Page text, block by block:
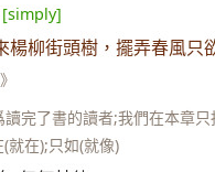
[simply]
楊柳街頭樹，擺弄春風只
讀完了書的讀者;我們在本章
就在);只如(就像)